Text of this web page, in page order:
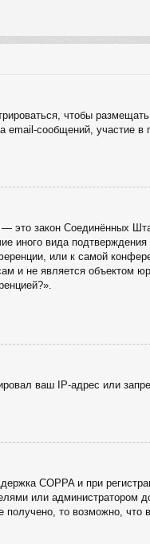
чтобы
сообщений, участие в
это закон Соединённых
иного вида
или к самой
и не является объектом
ваш IP-адрес или
COPPA и при
или администратором
то возможно, что